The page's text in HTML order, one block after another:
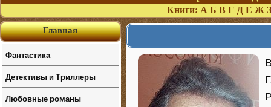
Книги: А Б В Г Д Е Ж З
Главная
Фантастика
Детективы и Триллеры
Любовные романы